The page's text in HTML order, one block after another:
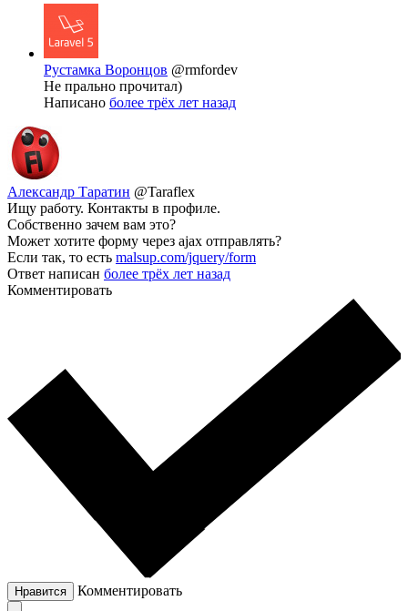
Рустамка Воронцов @rmfordev
Не прально прочитал)
Написано более трёх лет назад
Александр Таратин @Taraflex
Ищу работу. Контакты в профиле.
Собственно зачем вам это?
Может хотите форму через ajax отправлять?
Если так, то есть malsup.com/jquery/form
Ответ написан более трёх лет назад
Комментировать
Нравится Комментировать